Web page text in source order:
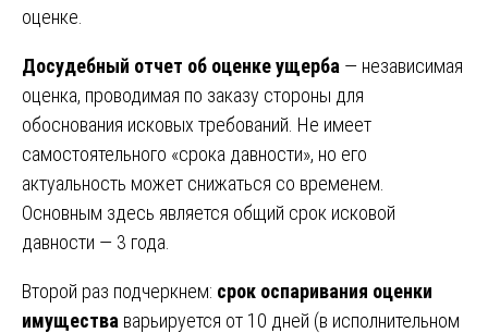
оценке.
Досудебный отчет об оценке ущерба — независимая
оценка, проводимая по заказу стороны для
обоснования исковых требований. Не имеет
самостоятельного «срока давности», но его
актуальность может снижаться со временем.
Основным здесь является общий срок исковой
давности — 3 года.
Второй раз подчеркнем: срок оспаривания оценки
имущества варьируется от 10 дней (в исполнительном